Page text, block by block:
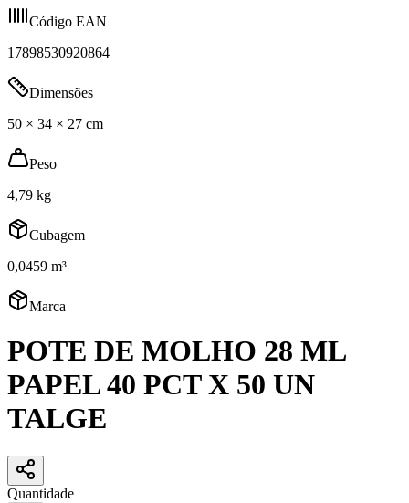
Código EAN
17898530920864
Dimensões
50 × 34 × 27 cm
Peso
4,79 kg
Cubagem
0,0459 m³
Marca
POTE DE MOLHO 28 ML
PAPEL 40 PCT X 50 UN
TALGE
Quantidade